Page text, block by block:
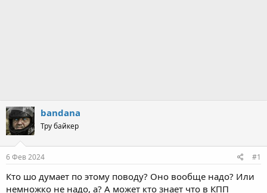
bandana
Тру байкер
6 Фев 2024 #1
Кто шо думает по этому поводу? Оно вообще надо? Или
немножко не надо, а? А может кто знает что в КПП